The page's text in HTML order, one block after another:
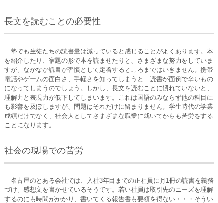
長文を読むことの必要性
塾でも生徒たちの読書量は減っていると感じることがよくあります。本
を紹介したり、宿題の形で本を読ませたりと、さまざまな努力をしていま
すが、なかなか読書が習慣として定着するところまではいきません。携帯
電話やゲームの面白さ、手軽さを知ってしまうと、読書が面倒で辛いもの
になってしまうのでしょう。しかし、長文を読むことに慣れていないと、
理解力と表現力が低下してしまいます。これは国語のみならず他の科目に
も影響を及ぼしますが、問題はそれだけに留まりません。学生時代の学業
成績だけでなく、社会人としてさまざまな職業に就いてからも苦労をする
ことになります。
社会の現場での苦労
名古屋のとある会社では、入社3年目までの正社員に月1冊の読書を義務
づけ、感想文を書かせているそうです。若い社員は取引先のニーズを理解
するのにも時間がかかり、書いてくる報告書も要領を得ない・・・そうい